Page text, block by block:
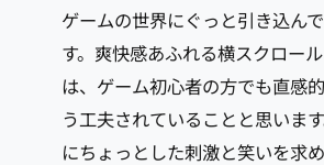
ゲームの世界にぐっと引き込ん
す。爽快感あふれる横スクロー
は、ゲーム初心者の方でも直感
う工夫されていることと思いま
にちょっとした刺激と笑いを求